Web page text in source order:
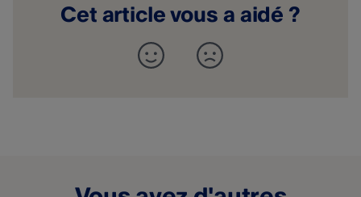
Cet article vous a aidé ?